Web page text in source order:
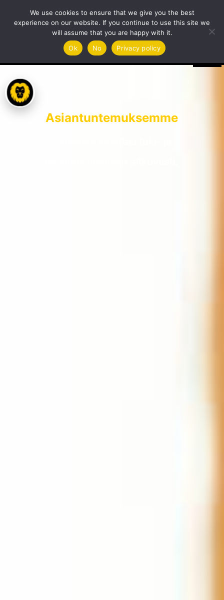
Asiantuntemuksemme
We use cookies to ensure that we give you the best
experience on our website. If you continue to use this site we
will assume that you are happy with it.
Ok
No Privacy policy